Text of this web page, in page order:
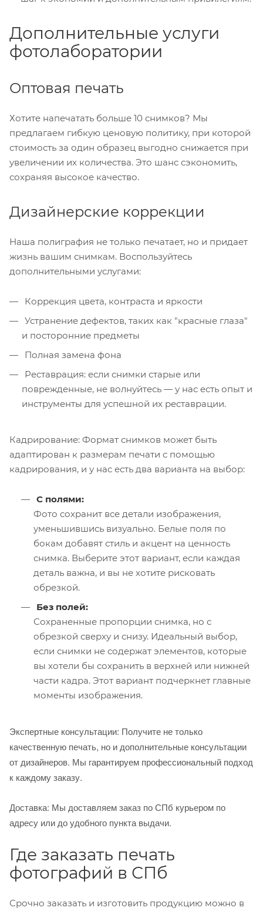
Дополнительные услуги
фотолаборатории
Оптовая печать
Хотите напечатать больше 10 снимков? Мы
предлагаем гибкую ценовую политику, при которой
стоимость за один образец выгодно снижается при
увеличении их количества. Это шанс сэкономить,
сохраняя высокое качество.
Дизайнерские коррекции
Наша полиграфия не только печатает, но и придает
жизнь вашим снимкам. Воспользуйтесь
дополнительными услугами:
Коррекция цвета, контраста и яркости
Устранение дефектов, таких как "красные глаза"
и посторонние предметы
Полная замена фона
Реставрация: если снимки старые или
поврежденные, не волнуйтесь — у нас есть опыт и
инструменты для успешной их реставрации.
Кадрирование: Формат снимков может быть
адаптирован к размерам печати с помощью
кадрирования, и у нас есть два варианта на выбор:
С полями:
Фото сохранит все детали изображения,
уменьшившись визуально. Белые поля по
бокам добавят стиль и акцент на ценность
снимка. Выберите этот вариант, если каждая
деталь важна, и вы не хотите рисковать
обрезкой.
Без полей:
Сохраненные пропорции снимка, но с
обрезкой сверху и снизу. Идеальный выбор,
если снимки не содержат элементов, которые
вы хотели бы сохранить в верхней или нижней
части кадра. Этот вариант подчеркнет главные
моменты изображения.
Экспертные консультации: Получите не только
качественную печать, но и дополнительные консультации
от дизайнеров. Мы гарантируем профессиональный подход
к каждому заказу.
Доставка: Мы доставляем заказ по СПб курьером по
адресу или до удобного пункта выдачи.
Где заказать печать
фотографий в СПб
Срочно заказать и изготовить продукцию можно в